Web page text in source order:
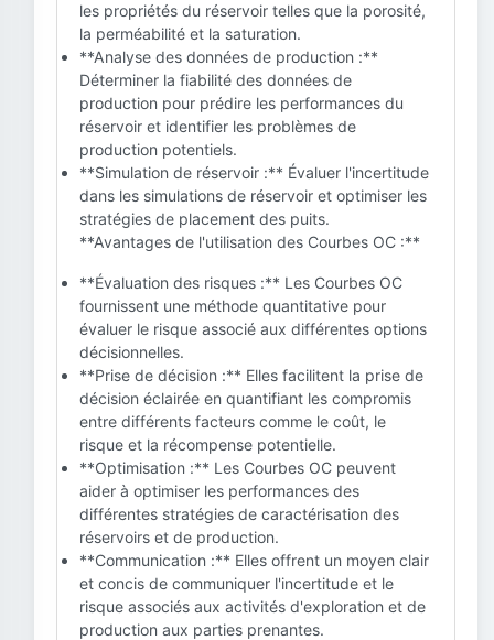
les propriétés du réservoir telles que la porosité,
la perméabilité et la saturation.
**Analyse des données de production :**
Déterminer la fiabilité des données de
production pour prédire les performances du
réservoir et identifier les problèmes de
production potentiels.
**Simulation de réservoir :** Évaluer l'incertitude
dans les simulations de réservoir et optimiser les
stratégies de placement des puits.
**Avantages de l'utilisation des Courbes OC :**
**Évaluation des risques :** Les Courbes OC
fournissent une méthode quantitative pour
évaluer le risque associé aux différentes options
décisionnelles.
**Prise de décision :** Elles facilitent la prise de
décision éclairée en quantifiant les compromis
entre différents facteurs comme le coût, le
risque et la récompense potentielle.
**Optimisation :** Les Courbes OC peuvent
aider à optimiser les performances des
différentes stratégies de caractérisation des
réservoirs et de production.
**Communication :** Elles offrent un moyen clair
et concis de communiquer l'incertitude et le
risque associés aux activités d'exploration et de
production aux parties prenantes.